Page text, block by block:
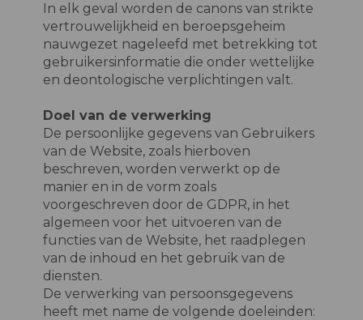
In elk geval worden de canons van strikte
vertrouwelijkheid en beroepsgeheim
nauwgezet nageleefd met betrekking tot
gebruikersinformatie die onder wettelijke
en deontologische verplichtingen valt.
Doel van de verwerking
De persoonlijke gegevens van Gebruikers
van de Website, zoals hierboven
beschreven, worden verwerkt op de
manier en in de vorm zoals
voorgeschreven door de GDPR, in het
algemeen voor het uitvoeren van de
functies van de Website, het raadplegen
van de inhoud en het gebruik van de
diensten.
De verwerking van persoonsgegevens
heeft met name de volgende doeleinden: